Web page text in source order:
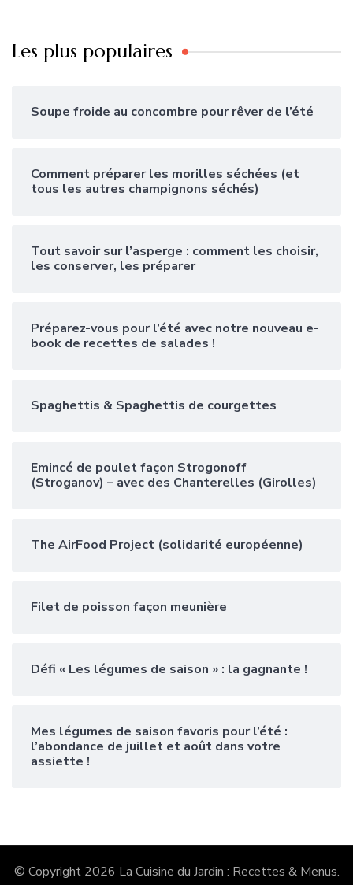
Les plus populaires
Soupe froide au concombre pour rêver de l’été
Comment préparer les morilles séchées (et
tous les autres champignons séchés)
Tout savoir sur l’asperge : comment les choisir,
les conserver, les préparer
Préparez-vous pour l’été avec notre nouveau e-
book de recettes de salades !
Spaghettis & Spaghettis de courgettes
Emincé de poulet façon Strogonoff
(Stroganov) – avec des Chanterelles (Girolles)
The AirFood Project (solidarité européenne)
Filet de poisson façon meunière
Défi « Les légumes de saison » : la gagnante !
Mes légumes de saison favoris pour l’été :
l’abondance de juillet et août dans votre
assiette !
© Copyright 2026 La Cuisine du Jardin : Recettes & Menus.